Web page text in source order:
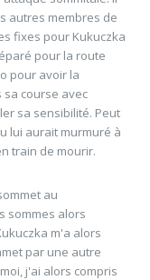
autres membres de
fixes pour Kukuczka
pour la route
pour avoir la
sa course avec
sa sensibilité. Peut
lui aurait murmuré à
train de mourir.
au
sommes alors
m'a alors
par une autre
j'ai alors compris